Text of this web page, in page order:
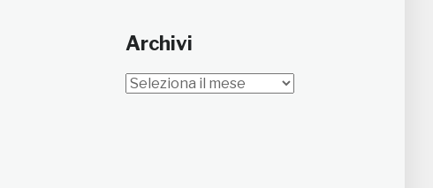
Archivi
Archivi